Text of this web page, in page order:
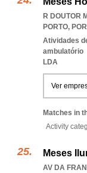
R DOUTOR
PORTO,
Atividades
ambulatório
LDA
Ver
Matches in
Activity
Meses
AV DA